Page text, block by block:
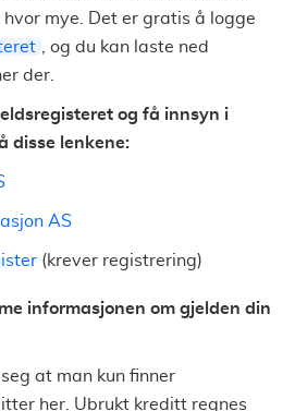
mye. Det er gratis å logge
, og du kan laste ned
der.
og få innsyn i
disse lenkene:
AS
(krever registrering)
informasjonen om gjelden din
at man kun finner
her. Ubrukt kreditt regnes